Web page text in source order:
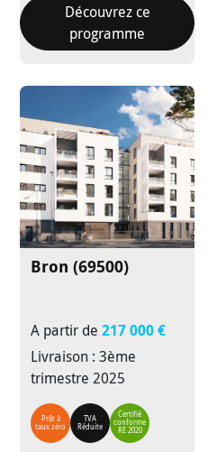
Découvrez ce
programme
Bron (69500)
A partir de 217 000 €
Livraison : 3ème
trimestre 2025
Prêt à
taux zéro
TVA
Réduite
Certifié
conforme
RE 2020